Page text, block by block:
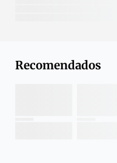
Recomendados